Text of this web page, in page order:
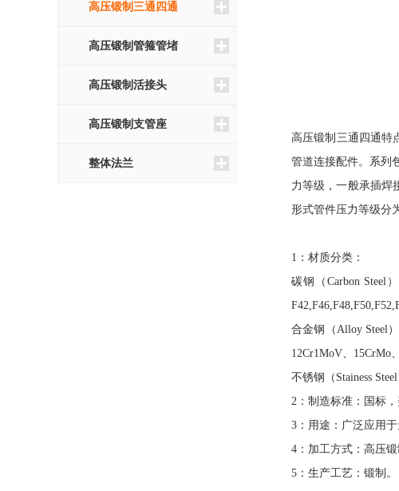
高压锻制三通四通
高压锻制管箍管堵
高压锻制活接头
高压锻制支管座
整体法兰
高压锻制三通四通特
管道连接配件。系列
力等级，一般承插焊
形式管件压力等级分
1：材质分类：
碳钢（Carbon Steel
合金钢（Alloy Steel
12Cr1MoV、15CrMo
不锈钢（Stainess
2：制造标准：国标
3：用途：广泛应用
4：加工方式：高压
5：生产工艺：锻制。